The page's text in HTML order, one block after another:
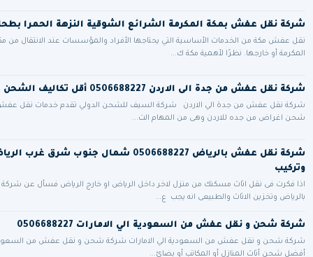
شركة نقل عفش بمكة المكرمة الشرائع الشوقية النزهة الحمرا
نقل عفش مكة من الخدمات الأساسية التي يحتاجها الأفراد والمؤسسات عند الانتقال من
المكرمة أو خارجها. نظرًا لأهمية مكة ك...
شركة نقل عفش من جدة الى الاردن 0506688227 أقل تكاليف الشحن الدولي البري للاردن
شركة نقل عفش من جدة الي الاردن شركة السيف للشحن الدولي تقدم خدمات نقل عفش
شحن اغراض من جده للاردن وهى من المهام الت...
شركة نقل عفش بالرياض 0506688227 شمال جنوب
وتركيب
اذا فكرت فى نقل اثاث مسكنك من منزل لاخر داخل الرياض او خارج الرياض فسأل عن
بالرياض وتخزين الاثاث والطبيعى انه يجب ع...
شركة شحن و نقل عفش من السعودية الي الامارات 0506688227
شركة شحن و نقل عفش من السعودية الي الامارات شركة شحن و نقل عفش من السعودية
أفضل شحن أثاث المنازل أو المكاتب أو بضائ...